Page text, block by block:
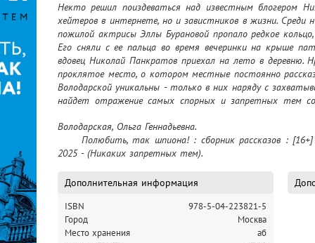
Некто решил поиздеваться над известным блогером
хейтеров в интернете, но и завистников в жизни. Среди
пожилой актрисы Эллы Бурановой пропало редкое
Его сняли с ее пальца во время вечеринки на крыше
вдовец Николай Панкратов приехал на лето в
проклятое место, о котором местные постоянно
Володарской уникальны - только в них наряду с
найдет отражение самых спорных и запретных тем
Володарская, Ольга Геннадьевна.
2025 - (Никаких запретных тем).
Дополнительная информация
ISBN
978-5-04-223821-5
Город
Москва
Место хранения
аб